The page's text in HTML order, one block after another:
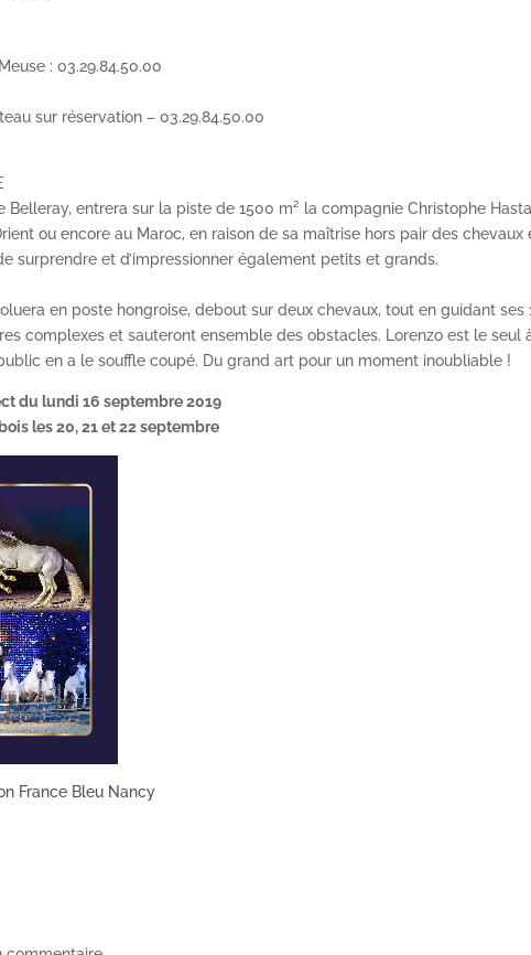
: 03.29.84.50.00
sur réservation – 03.29.84.50.00
entrera sur la piste de 1500 m² la compagnie Christophe
ou encore au Maroc, en raison de sa maîtrise hors pair des chevaux
surprendre et d’impressionner également petits et grands.
en poste hongroise, debout sur deux chevaux, tout en guidant ses
complexes et sauteront ensemble des obstacles. Lorenzo est le seul
en a le souffle coupé. Du grand art pour un moment inoubliable !
du lundi 16 septembre 2019
les 20, 21 et 22 septembre
France Bleu Nancy